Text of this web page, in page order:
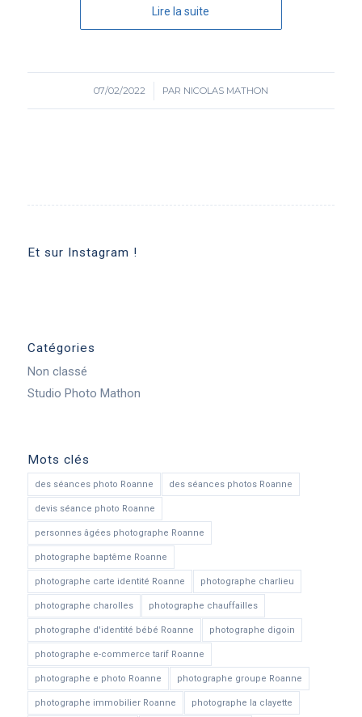
Lire la suite
07/02/2022
/ PAR NICOLAS MATHON
Et sur Instagram !
Catégories
Non classé
Studio Photo Mathon
Mots clés
des séances photo Roanne des séances photos Roanne
devis séance photo Roanne
personnes âgées photographe Roanne
photographe baptême Roanne
photographe carte identité Roanne photographe charlieu
photographe charolles photographe chauffailles
photographe d'identité bébé Roanne photographe digoin
photographe e-commerce tarif Roanne
photographe e photo Roanne photographe groupe Roanne
photographe immobilier Roanne photographe la clayette